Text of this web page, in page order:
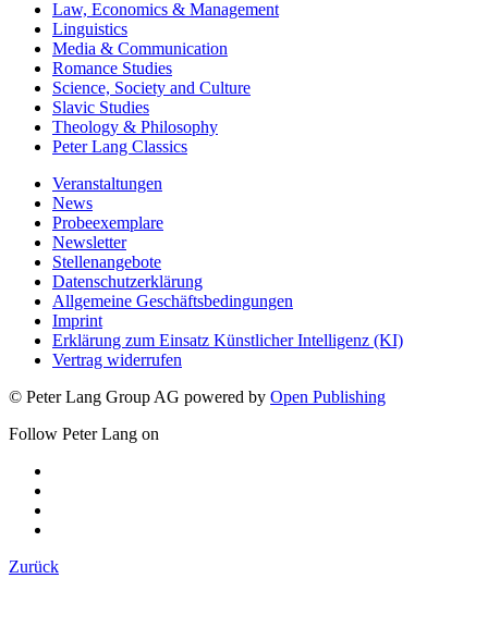
Law, Economics & Management
Linguistics
Media & Communication
Romance Studies
Science, Society and Culture
Slavic Studies
Theology & Philosophy
Peter Lang Classics
Veranstaltungen
News
Probeexemplare
Newsletter
Stellenangebote
Datenschutzerklärung
Allgemeine Geschäftsbedingungen
Imprint
Erklärung zum Einsatz Künstlicher Intelligenz (KI)
Vertrag widerrufen
© Peter Lang Group AG powered by Open Publishing
Follow Peter Lang on
Zurück